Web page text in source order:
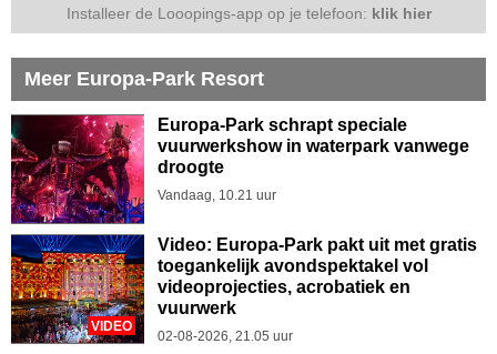
Installeer de Looopings-app op je telefoon: klik hier
Meer Europa-Park Resort
Europa-Park schrapt speciale
vuurwerkshow in waterpark vanwege
droogte
Vandaag, 10.21 uur
VIDEO
Video: Europa-Park pakt uit met gratis
toegankelijk avondspektakel vol
videoprojecties, acrobatiek en
vuurwerk
02-08-2026, 21.05 uur